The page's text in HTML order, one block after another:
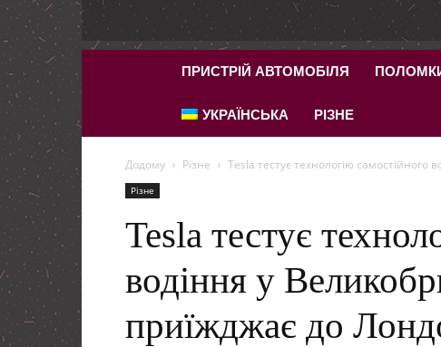
ПРИСТРІЙ АВТОМОБІЛЯ
УКРАЇНСЬКА РІЗНЕ
Додому Різне Tesla тестує технологію самостійного
Різне
Tesla тестує
водіння у
приїжджає до